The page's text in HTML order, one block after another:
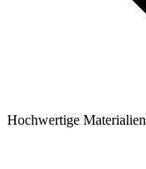
Hochwertige Materialien